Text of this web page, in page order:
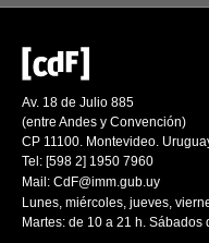
Av. 18 de Julio 885
(entre Andes y Convención)
CP 11100. Montevideo.
Tel: [598 2] 1950 7960
Mail: CdF@imm.gub.uy
Lunes, miércoles, jueves,
Martes: de 10 a 21 h. Sábados